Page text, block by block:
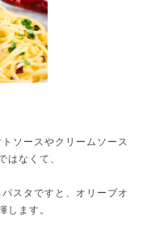
ソースやクリームソース
はなくて、
スタですと、オリーブオ
します。